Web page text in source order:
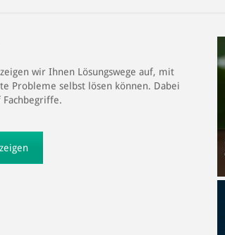
wir Ihnen Lösungswege auf, mit
Probleme selbst lösen können. Dabei